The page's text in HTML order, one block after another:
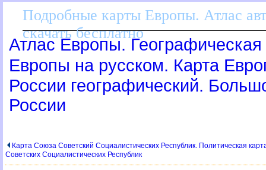
Подробные карты Европы. Атлас
скачать бесплатно
Атлас Европы. Географическая
Европы на русском. Карта
России географический.
России
Карта Союза Советский Социалистических Республик. Политическая
Советских Социалистических Республик